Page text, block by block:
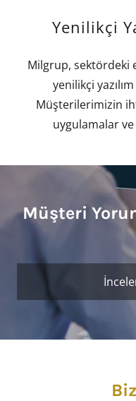
Yenilikçi
Milgrup, sektördeki
yenilikçi
Müşterilerimizin
uygulamalar
Müşteri